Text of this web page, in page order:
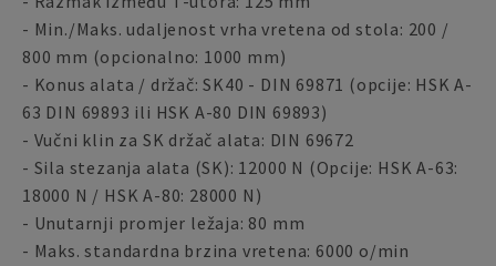
- Min./Maks. udaljenost vrha vretena od stola: 200 /
800 mm (opcionalno: 1000 mm)
- Konus alata / držač: SK40 - DIN 69871 (opcije: HSK A-
63 DIN 69893 ili HSK A-80 DIN 69893)
- Vučni klin za SK držač alata: DIN 69672
- Sila stezanja alata (SK): 12000 N (Opcije: HSK A-63:
18000 N / HSK A-80: 28000 N)
- Unutarnji promjer ležaja: 80 mm
- Maks. standardna brzina vretena: 6000 o/min